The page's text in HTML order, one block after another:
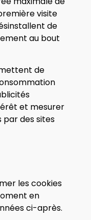
visite
de
au bout
de
et mesurer
par des sites
les cookies
en
ci-après.